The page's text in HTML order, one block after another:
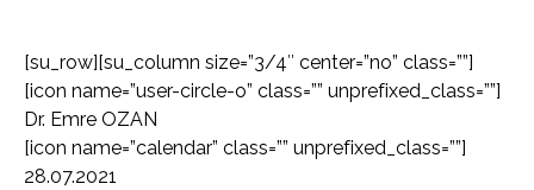
[su_row][su_column size=”3/4″ center=”no” class=””]
[icon name=”user-circle-o” class=”” unprefixed_class=””]
Dr. Emre OZAN
[icon name=”calendar” class=”” unprefixed_class=””]
28.07.2021